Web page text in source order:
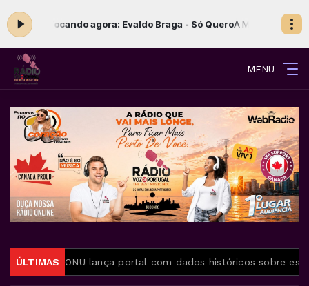
22:00 - Tocando agora: Evaldo Braga - Só QueroA Música Brega
MENU
ÚLTIMASONU lança portal com dados históricos sobre